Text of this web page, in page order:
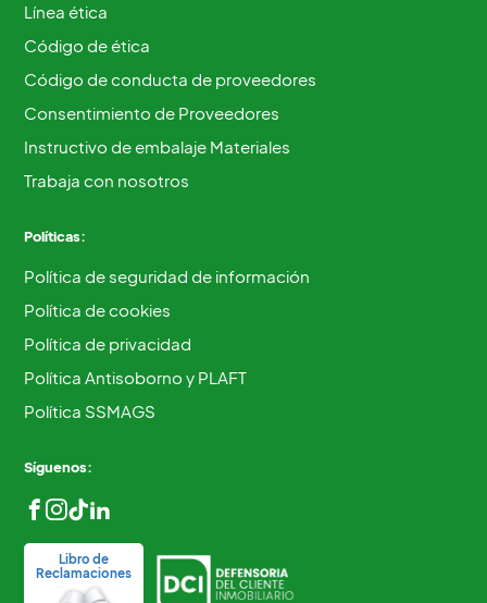
Línea ética
Código de ética
Código de conducta de proveedores
Consentimiento de Proveedores
Instructivo de embalaje Materiales
Trabaja con nosotros
Políticas:
Política de seguridad de información
Política de cookies
Política de privacidad
Política Antisoborno y PLAFT
Política SSMAGS
Síguenos:
Libro de
Reclamaciones